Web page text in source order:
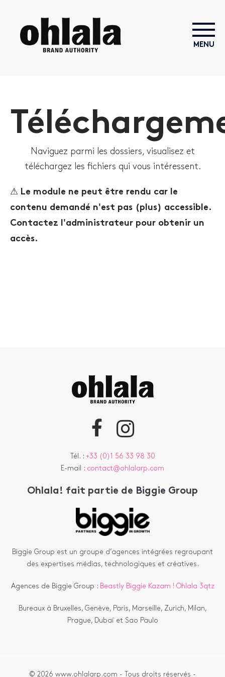
MENU
Naviguez parmi les dossiers, visualisez et
téléchargez les fichiers qui vous intéressent.
⚠ Le module ne peut être rendu car le
contenu demandé n'est pas (plus) accessible.
Contactez l'administrateur pour obtenir un
accès.
Tél. : +33 (0)1 56 33 98 30
E-mail : contact@ohlalarp.com
Ohlala! fait partie de Biggie Group
Biggie Group est un groupe d’agences intégrées regroupant
des expertises médias, technologiques et créatives.
Agences de Biggie Group : Beastly Biggie Kazam ! Ohlala 3qtz
Bureaux à Bruxelles, Genève, Paris, Marseille, Zurich, Milan,
Prague, Dubaï et Sao Paulo
© 2026 www.ohlalarp.com - Tous droits réservés -